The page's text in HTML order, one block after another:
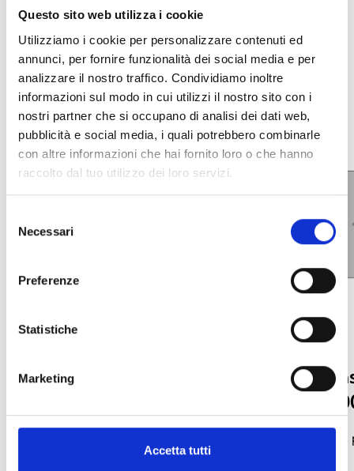
Questo sito web utilizza i cookie
Utilizziamo i cookie per personalizzare contenuti ed
annunci, per fornire funzionalità dei social media e per
analizzare il nostro traffico. Condividiamo inoltre
informazioni sul modo in cui utilizzi il nostro sito con i
nostri partner che si occupano di analisi dei dati web,
pubblicità e social media, i quali potrebbero combinarle
con altre informazioni che hai fornito loro o che hanno
raccolto dal tuo utilizzo dei loro servizi.
delNecessari
Preferenze
Statistiche
Marketing
Accetta tutti
INTEGRAÇÃO E OPÇÕES
ADICIONAIS
Contraplacas da Série
retentores eletromagnéticos
S02, SH2,
Contraplacas